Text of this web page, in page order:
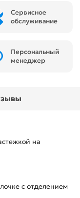
Сервисное
обслуживание
Персональный
менеджер
на
с отделением